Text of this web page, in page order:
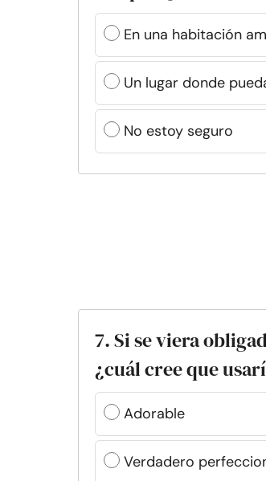
En una habitación
Un lugar donde
No estoy seguro
7. Si se viera
¿cuál cree que
Adorable
Verdadero